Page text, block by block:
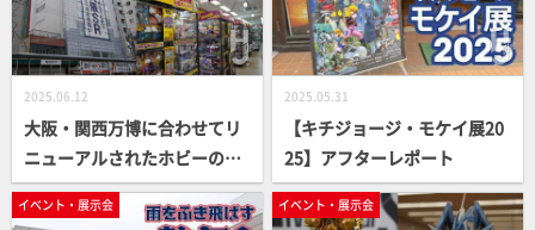
2025.06.12
大阪・関西万博に合わせてリ
ニューアルされたホビーの新
名所！「ボークス 大阪ショー
ルーム」に訪れたぞ
2025.05.31
【キチジョージ・モケイ展20
25】アフターレポート
イベント・展示会 イベント・展示会